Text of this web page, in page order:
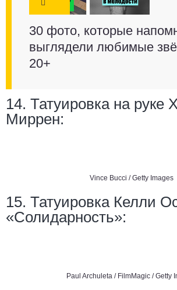
30 фото, которые
выглядели любимые
20+
14. Татуировка на руке
Миррен:
Vince Bucci / Getty Images
15. Татуировка Келли
«Солидарность»:
Paul Archuleta / FilmMagic / Getty